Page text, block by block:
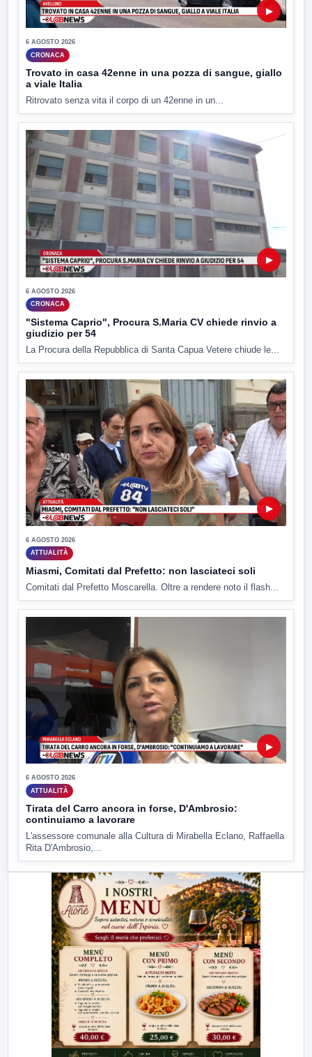
▶
6 AGOSTO 2026
CRONACA
Trovato in casa 42enne in una pozza di sangue, giallo
a viale Italia
Ritrovato senza vita il corpo di un 42enne in un...
▶
6 AGOSTO 2026
CRONACA
"Sistema Caprio", Procura S.Maria CV chiede rinvio a
giudizio per 54
La Procura della Repubblica di Santa Capua Vetere chiude le...
▶
6 AGOSTO 2026
ATTUALITÀ
Miasmi, Comitati dal Prefetto: non lasciateci soli
Comitati dal Prefetto Moscarella. Oltre a rendere noto il flash...
▶
6 AGOSTO 2026
ATTUALITÀ
Tirata del Carro ancora in forse, D'Ambrosio:
continuiamo a lavorare
L'assessore comunale alla Cultura di Mirabella Eclano, Raffaella
Rita D'Ambrosio,...